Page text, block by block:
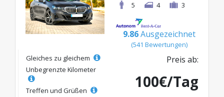
5
4 3
9.86 Ausgezeichnet
(541 Bewertungen)
Gleiches zu gleichem
Unbegrenzte Kilometer
Treffen und Grüßen
Preis ab:
100€/Tag